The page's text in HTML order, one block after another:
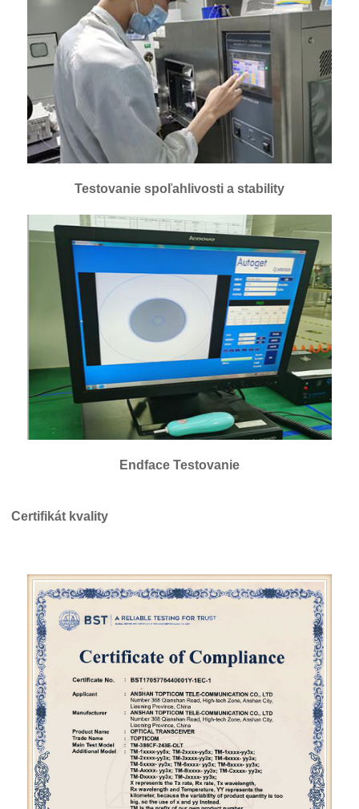
Testovanie spoľahlivosti a stability
Endface Testovanie
Certifikát kvality